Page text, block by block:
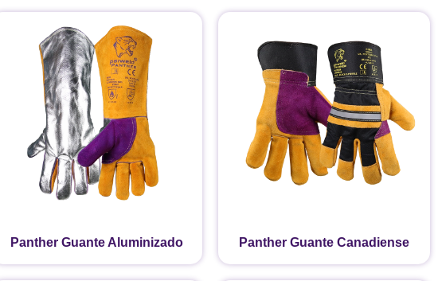
Panther Guante Aluminizado Panther Guante Canadiense